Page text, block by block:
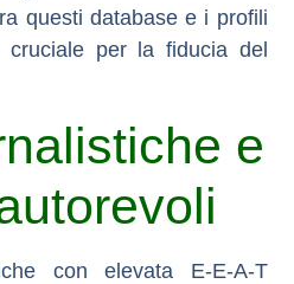
questi database e i profili
per la fiducia del
e
con elevata E-E-A-T